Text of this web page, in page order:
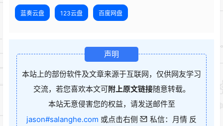
蓝奏云盘 123云盘 百度网盘
声明
本站上的部份软件及文章来源于互联网，仅供网友学习
交流，若您喜欢本文可附上原文链接随意转载。
本站无意侵害您的权益，请发送邮件至
jason#salanghe.com 或点击右侧
私信：月情 反